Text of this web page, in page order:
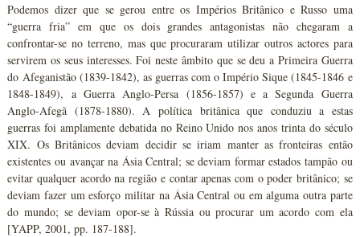
Podemos dizer que se gerou entre os Impérios Britânico e Russo uma
“guerra fria” em que os dois grandes antagonistas não chegaram a
confrontar-se no terreno, mas que procuraram utilizar outros actores para
servirem os seus interesses. Foi neste âmbito que se deu a Primeira Guerra
do Afeganistão (1839-1842), as guerras com o Império Sique (1845-1846 e
1848-1849), a Guerra Anglo-Persa (1856-1857) e a Segunda Guerra
Anglo-Afegã (1878-1880). A política britânica que conduziu a estas
guerras foi amplamente debatida no Reino Unido nos anos trinta do século
XIX. Os Britânicos deviam decidir se iriam manter as fronteiras então
existentes ou avançar na Ásia Central; se deviam formar estados tampão ou
evitar qualquer acordo na região e contar apenas com o poder britânico; se
deviam fazer um esforço militar na Ásia Central ou em alguma outra parte
do mundo; se deviam opor-se à Rússia ou procurar um acordo com ela
[YAPP, 2001, pp. 187-188].